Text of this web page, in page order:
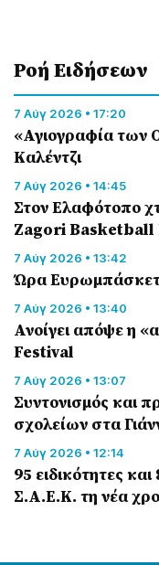
Ροή Eιδήσεων
7 Αύγ 2026 • 17:20
«Αγιογραφία των
Καλέντζι
7 Αύγ 2026 • 14:45
Στον Ελαφότοπο
Zagori Basketball
7 Αύγ 2026 • 13:42
Ώρα Ευρωμπάσκετ
7 Αύγ 2026 • 13:40
Ανοίγει απόψε η
Festival
7 Αύγ 2026 • 13:07
Συντονισμός και
σχολείων στα
7 Αύγ 2026 • 12:14
95 ειδικότητες
Σ.Α.Ε.Κ. τη νέα